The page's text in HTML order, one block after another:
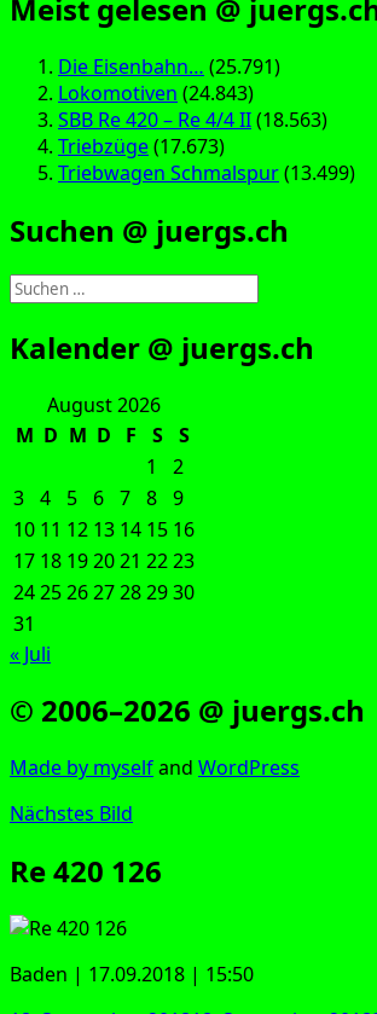
Meist gelesen @
Die Eisenbahn… (25.791)
Lokomotiven (24.843)
SBB Re 420 – Re 4/4 II(18.563)
Triebzüge(17.673)
Triebwagen Schmalspur(13.499)
Suchen @ juergs.ch
Suchen
nach:
Kalender @ juergs.ch
August 2026
M D M D F S
S
1
2
3 4 5 6 7 8 9
10 11 12 13 14 15 16
17 18 192021 2223
24252627282930
31
« Juli
© 2006–2026 @ juergs.ch
Made by mys­elfand Word­Press
Nächstes Bild
Re 420 126
Baden | 17.09.2018 | 15:50